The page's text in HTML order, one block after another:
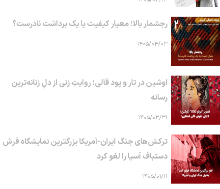
رجشمار بالا؛ معیار کیفیت یا یک برداشت نادرست؟
۱۴۰۵/۰۴/۰۳
اوشین در تار و پود قالی؛ روایتِ زنی از دلِ زنانه‌ترین
رسانه
۱۴۰۵/۰۳/۳۱
ترکش‌های جنگ ایران-آمریکا بزرگترین نمایشگاه فرش
دستباف آسیا را لغو کرد
۱۴۰۵/۰۱/۱۱